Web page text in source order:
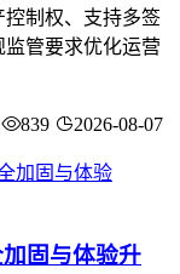
制权、支持多签
管要求优化运营
839 2026-08-07
固与体验升